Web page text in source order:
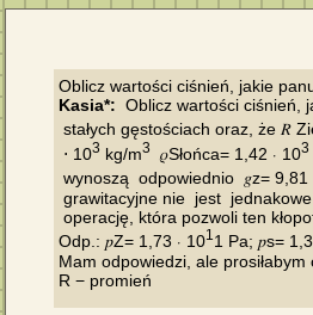
Kasia*:
Oblicz wartości
stałych gęstościach oraz, że 𝑅
⋅ 103 kg/m3
  𝜌Słońca= 1,42 ⋅ 10
3
wynoszą  odpowiednio  𝑔z= 9,81
grawitacyjne nie  jest
operację, która pozwoli ten
Odp.: 𝑝Z= 1,73 ⋅ 101 1 Pa; 𝑝s=
Mam odpowiedzi, ale